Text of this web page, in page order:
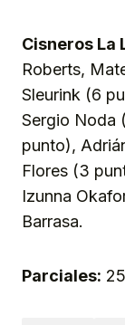
Cisneros La
Roberts,
Sleurink (6
Sergio Noda
punto),
Flores (3
Izunna
Barrasa.
Parciales: